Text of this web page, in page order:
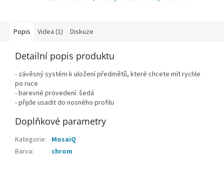
Popis Videa (1) Diskuze
Detailní popis produktu
- závěsný systém k uložení předmětů, které chcete mít rychle
po ruce
- barevné provedení: šedá
- přijde usadit do nosného profilu
Doplňkové parametry
Kategorie: MosaiQ
Barva: chrom